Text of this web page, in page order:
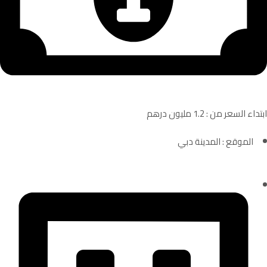
ابتداء السعر من : 1.2 مليون درهم
الموقع : المدينة دبي